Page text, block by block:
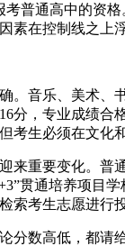
普通高中的资
素在控制线之上浮
。音乐、美术、
分，专业成绩
考生必须在文化
来重要变化。
贯通培养项目
索考生志愿进行投
分数高低，都请